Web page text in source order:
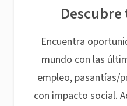
Encuentra
mundo con las
empleo, pasantías/
con impacto social.